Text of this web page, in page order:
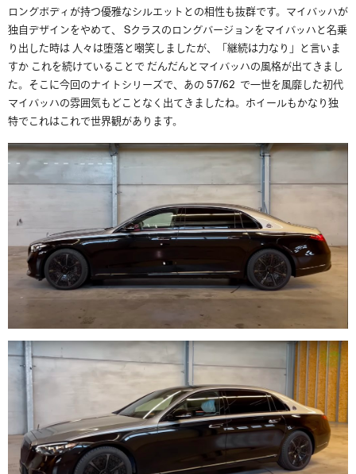
ロングボディが持つ優雅なシルエットとの相性も抜群です。マイバッハが
独自デザインをやめて、 Sクラスのロングバージョンをマイバッハと名乗
り出した時は 人々は堕落と嘲笑しましたが、「継続は力なり」と言いま
すか これを続けていることで だんだんとマイバッハの風格が出てきまし
た。そこに今回のナイトシリーズで、あの 57/62 で一世を風靡した初代
マイバッハの雰囲気もどことなく出てきましたね。ホイールもかなり独
特でこれはこれで世界観があります。